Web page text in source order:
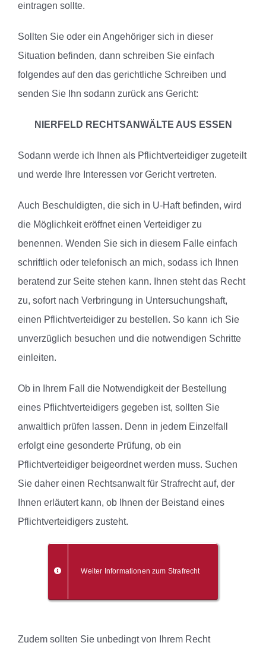
eintragen sollte.
Sollten Sie oder ein Angehöriger sich in dieser
Situation befinden, dann schreiben Sie einfach
folgendes auf den das gerichtliche Schreiben und
senden Sie Ihn sodann zurück ans Gericht:
NIERFELD RECHTSANWÄLTE AUS ESSEN
Sodann werde ich Ihnen als Pflichtverteidiger zugeteilt
und werde Ihre Interessen vor Gericht vertreten.
Auch Beschuldigten, die sich in U-Haft befinden, wird
die Möglichkeit eröffnet einen Verteidiger zu
benennen. Wenden Sie sich in diesem Falle einfach
schriftlich oder telefonisch an mich, sodass ich Ihnen
beratend zur Seite stehen kann. Ihnen steht das Recht
zu, sofort nach Verbringung in Untersuchungshaft,
einen Pflichtverteidiger zu bestellen. So kann ich Sie
unverzüglich besuchen und die notwendigen Schritte
einleiten.
Ob in Ihrem Fall die Notwendigkeit der Bestellung
eines Pflichtverteidigers gegeben ist, sollten Sie
anwaltlich prüfen lassen. Denn in jedem Einzelfall
erfolgt eine gesonderte Prüfung, ob ein
Pflichtverteidiger beigeordnet werden muss. Suchen
Sie daher einen Rechtsanwalt für Strafrecht auf, der
Ihnen erläutert kann, ob Ihnen der Beistand eines
Pflichtverteidigers zusteht.
Weiter Informationen zum Strafrecht
Zudem sollten Sie unbedingt von Ihrem Recht